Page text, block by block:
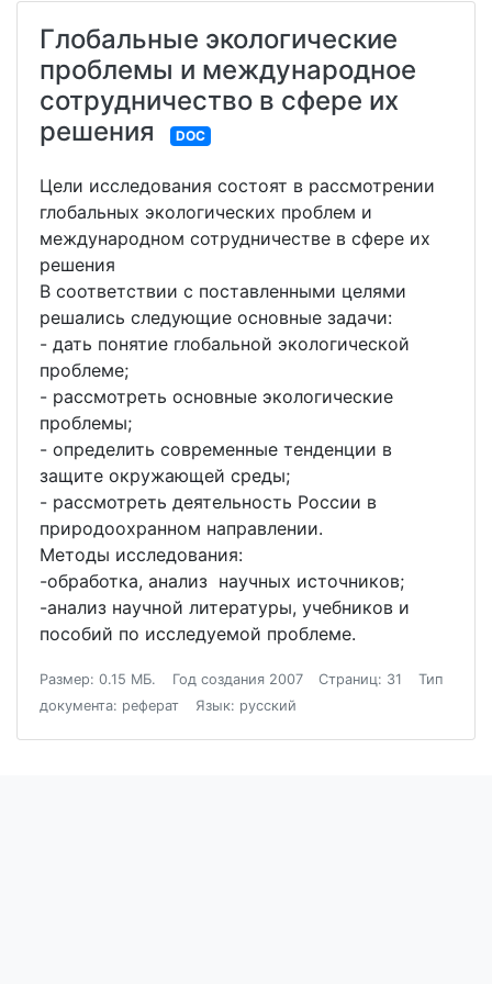
Глобальные экологические
проблемы и международное
сотрудничество в сфере их
решения
DOC
Цели исследования состоят в рассмотрении
глобальных экологических проблем и
международном сотрудничестве в сфере их
решения
В соответствии с поставленными целями
решались следующие основные задачи:
- дать понятие глобальной экологической
проблеме;
- рассмотреть основные экологические
проблемы;
- определить современные тенденции в
защите окружающей среды;
- рассмотреть деятельность России в
природоохранном направлении.
Методы исследования:
-обработка, анализ научных источников;
-анализ научной литературы, учебников и
пособий по исследуемой проблеме.
Размер: 0.15 МБ. Год создания 2007 Страниц: 31
Тип
документа: реферат
Язык: русский